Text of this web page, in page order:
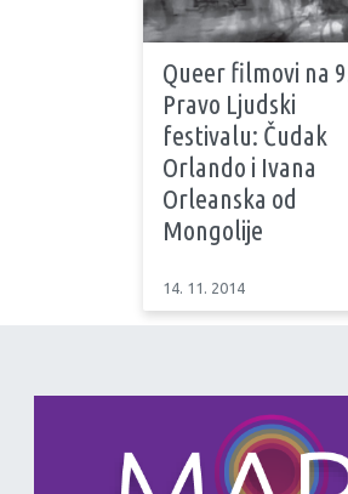
Queer filmovi na
Pravo Ljudski
festivalu: Čudak
Orlando i Ivana
Orleanska od
Mongolije
14. 11. 2014